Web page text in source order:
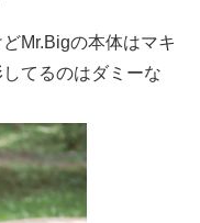
Mr.Bigの本体はマキ
てるのはダミーな